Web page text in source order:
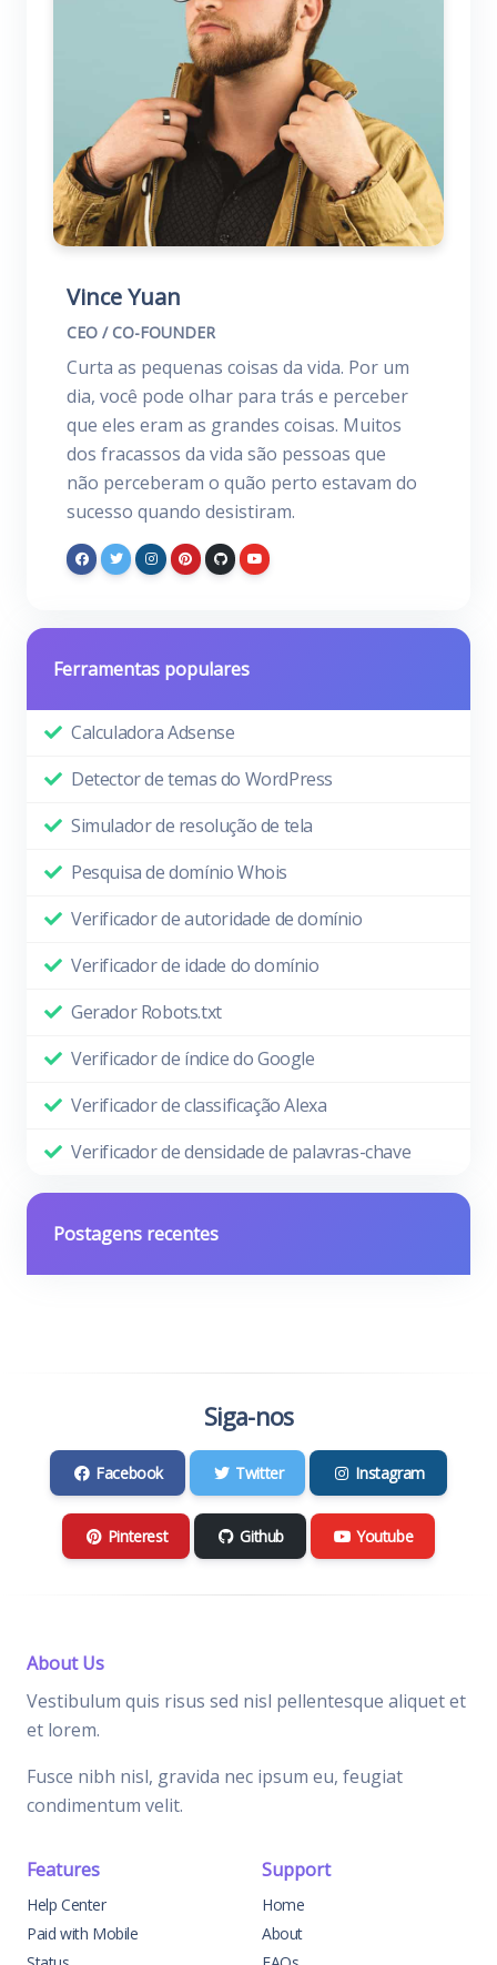
Vince Yuan
CEO / CO-FOUNDER
Curta as pequenas coisas da vida. Por um
dia, você pode olhar para trás e perceber
que eles eram as grandes coisas. Muitos
dos fracassos da vida são pessoas que
não perceberam o quão perto estavam do
sucesso quando desistiram.
Ferramentas populares
Calculadora Adsense
Detector de temas do WordPress
Simulador de resolução de tela
Pesquisa de domínio Whois
Verificador de autoridade de domínio
Verificador de idade do domínio
Gerador Robots.txt
Verificador de índice do Google
Verificador de classificação Alexa
Verificador de densidade de palavras-chave
Postagens recentes
Siga-nos
Facebook Twitter Instagram
Pinterest Github Youtube
About Us
Vestibulum quis risus sed nisl pellentesque aliquet et
et lorem.
Fusce nibh nisl, gravida nec ipsum eu, feugiat
condimentum velit.
Features
Help Center
Paid with Mobile
Support
Home
About